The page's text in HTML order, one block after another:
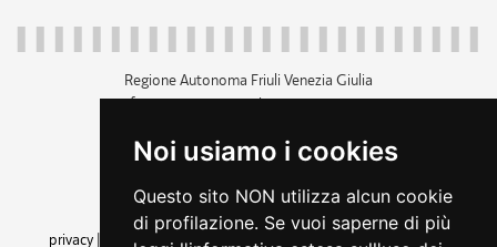
Noi usiamo i cookies
Questo sito NON utilizza alcun cookie
di profilazione. Se vuoi saperne di più
Regione Autonoma Friuli Venezia Giulia
c.f. 80014930327; p.iva 00526040324
+39 040 3771111
amministrazione trasparente
privacy
cookie |note legali accessibilità dichiarazione di